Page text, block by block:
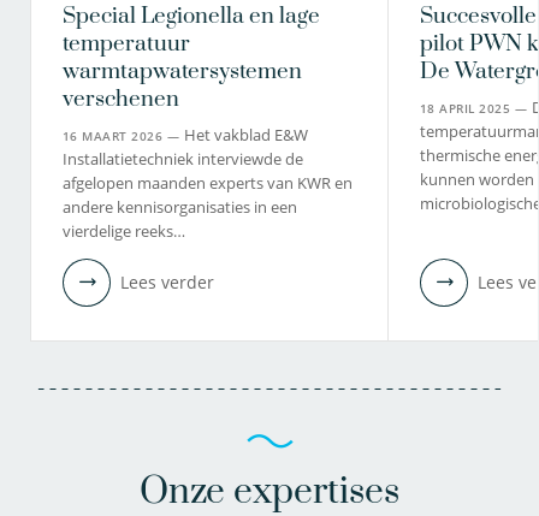
Special Legionella en lage
temperatuur
warmtapwatersystemen
verschenen
16 MAART 2026 — Het vakblad E&W
Installatietechniek interviewde de
afgelopen maanden experts van KWR en
andere kennisorganisaties in een
vierdelige reeks…
Lees verder
pilot PWN
De
18 APRIL 2025 —
thermische
kunnen
Lees
Onze expertises